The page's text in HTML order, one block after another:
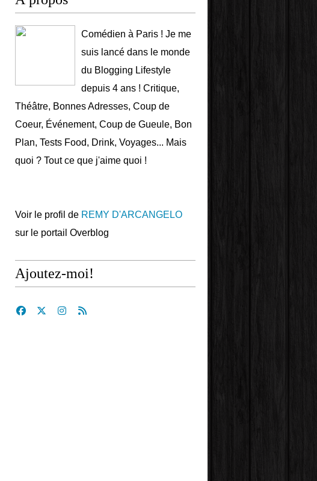
Comédien à Paris ! Je me
suis lancé dans le monde
du Blogging Lifestyle
depuis 4 ans ! Critique,
Théâtre, Bonnes Adresses, Coup de
Coeur, Événement, Coup de Gueule, Bon
Plan, Tests Food, Drink, Voyages... Mais
quoi ? Tout ce que j'aime quoi !
Voir le profil de REMY D'ARCANGELO
sur le portail Overblog
Ajoutez-moi!